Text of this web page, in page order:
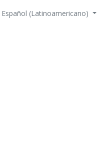
Español (Latinoamericano)